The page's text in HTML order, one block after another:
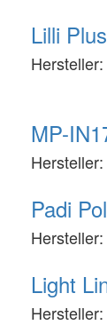
Lilli
MP-
Hersteller:
Padi
Light
Hersteller: